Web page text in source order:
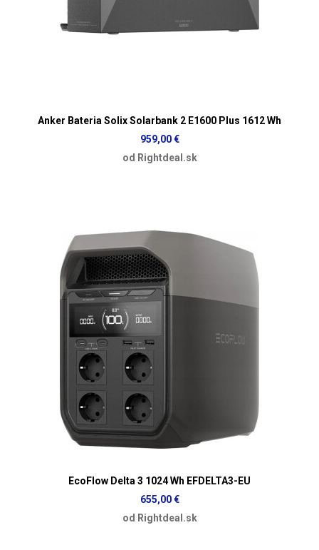
Anker Bateria Solix Solarbank 2 E1600 Plus 1612 Wh
959,00 €
od Rightdeal.sk
EcoFlow Delta 3 1024 Wh EFDELTA3-EU
655,00 €
od Rightdeal.sk